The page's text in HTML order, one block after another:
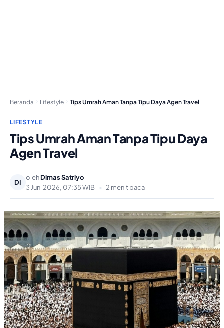
Beranda Lifestyle Tips Umrah Aman Tanpa Tipu Daya Agen Travel
LIFESTYLE
Tips Umrah Aman Tanpa Tipu Daya
Agen Travel
DI
olehDimas Satriyo
3 Juni 2026, 07:35 WIB
• 2 menit baca